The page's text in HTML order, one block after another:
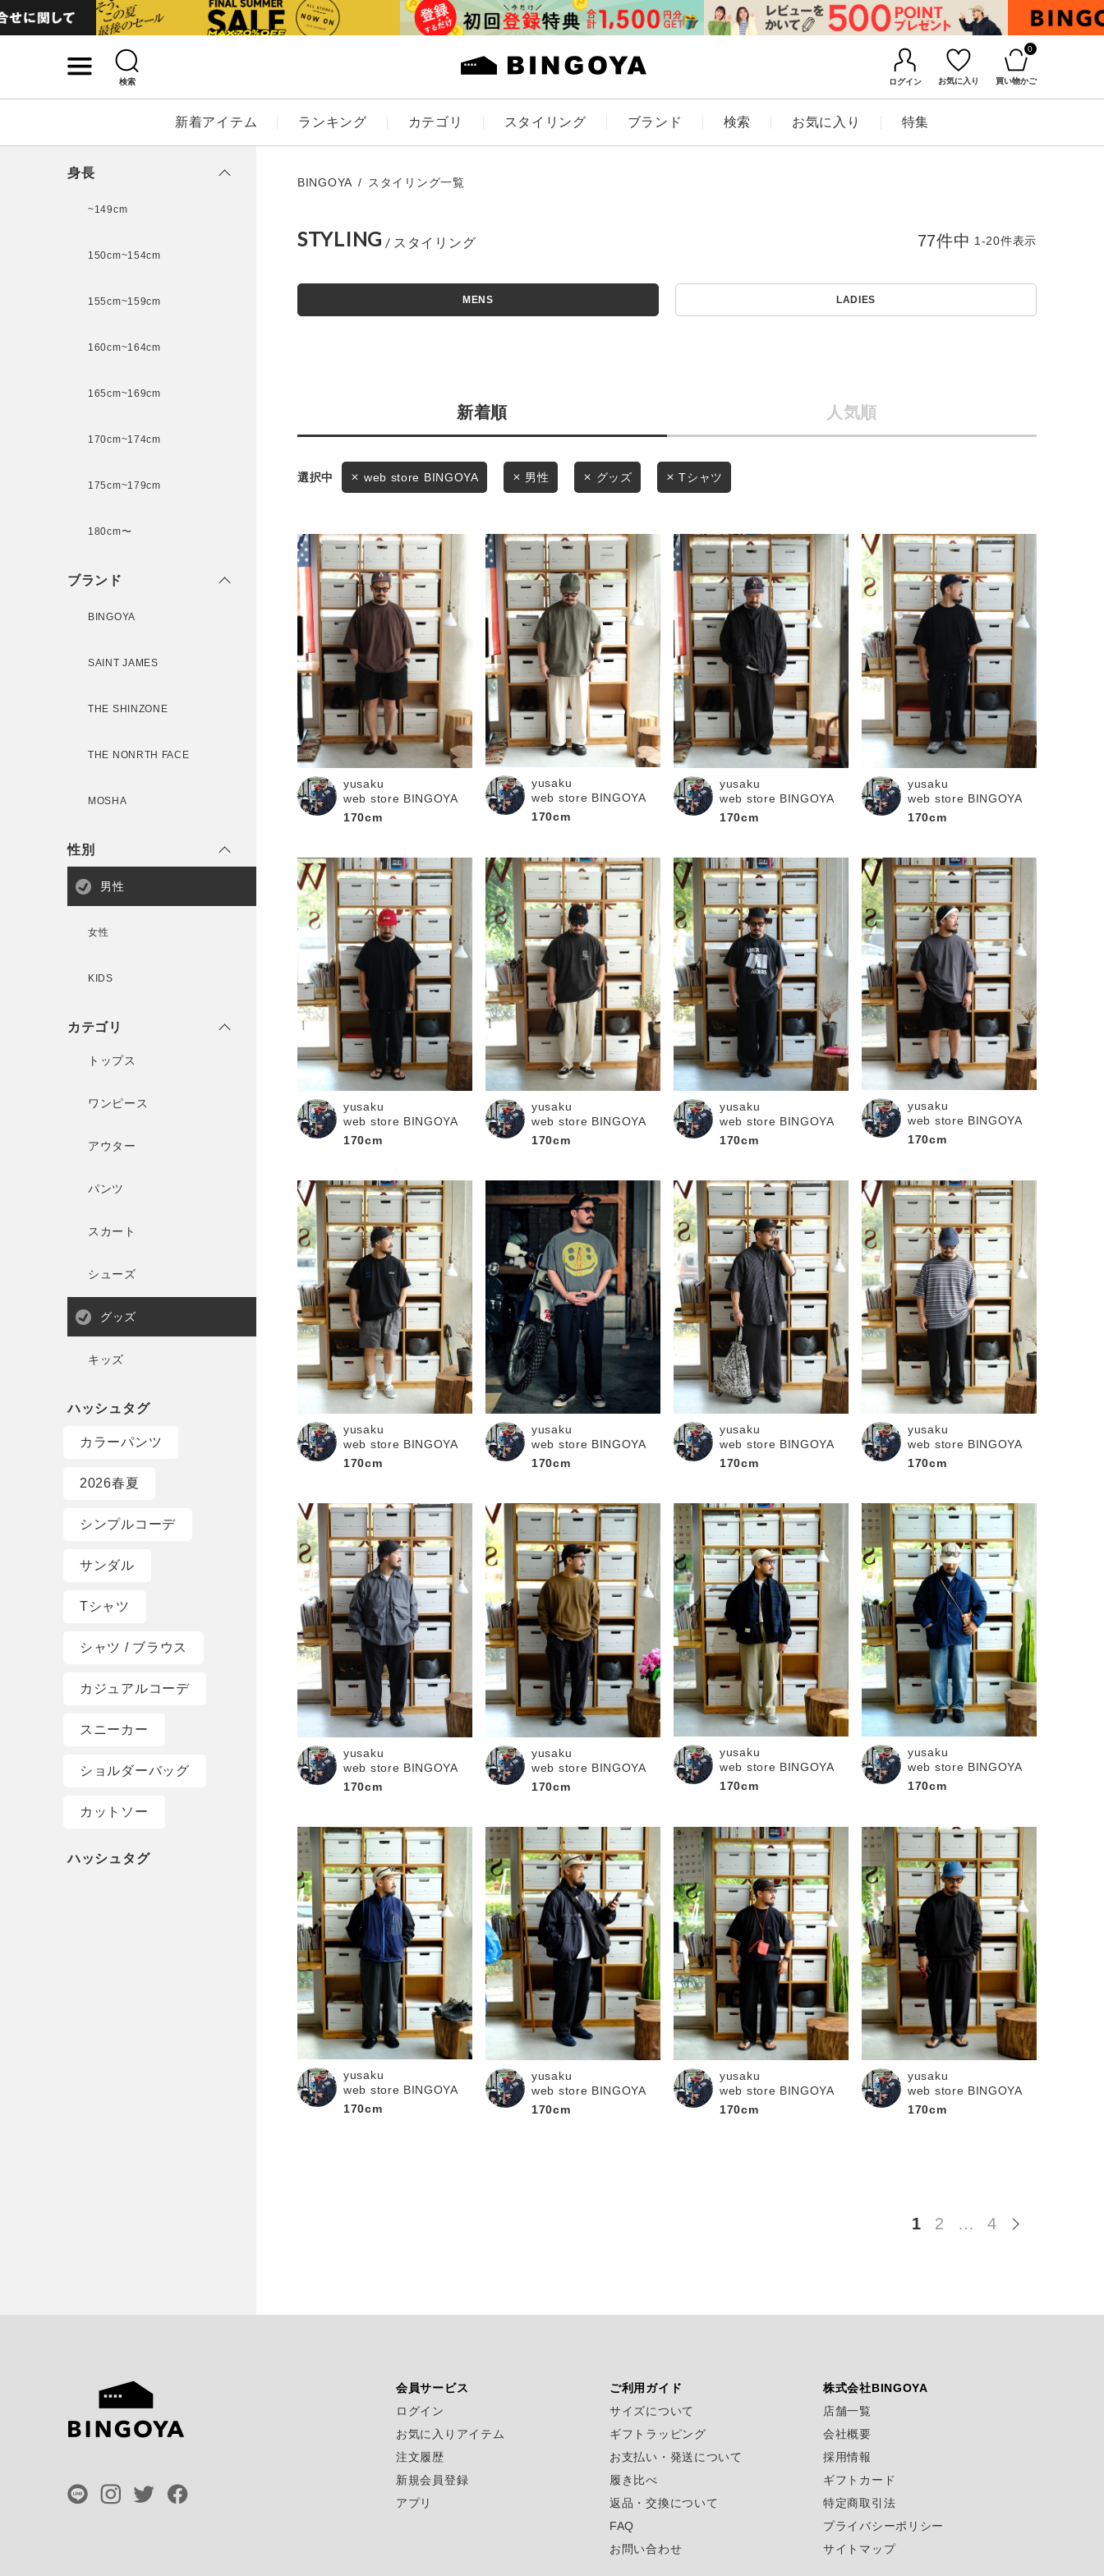
検索 ログイン お気に入り
0
買い物かご
新着アイテム ランキング カテゴリ スタイリング ブランド 検索 お気に入り 特集
条件絞り込み検索
カテゴリから探す
スタイリングから探す
ブランドから探す
履き比べ可能商品から探す
店舗一覧
会社概要
お知らせ・ご利用ガイド
お知らせ
ご利用ガイド
ギフトラッピング
お問い合わせ
BINGOYA
無料公式アプリダウンロード
キーワード
価格
セール価格
在庫
在庫あり 在庫なし含む
この条件で絞り込む
身長
~149cm
150cm~154cm
155cm~159cm
160cm~164cm
165cm~169cm
170cm~174cm
175cm~179cm
180cm〜
ブランド
BINGOYA
SAINT JAMES
THE SHINZONE
THE NONRTH FACE
MOSHA
性別
男性
女性
KIDS
カテゴリ
トップス
ワンピース
アウター
パンツ
スカート
シューズ
グッズ
キッズ
カラーパンツ
2026春夏
シンプルコーデ
サンダル
Tシャツ
シャツ / ブラウス
カジュアルコーデ
スニーカー
ショルダーバッグ
カットソー
BINGOYA スタイリング一覧
STYLING
MENS LADIES
新着順 人気順
77件中 1-20件表示
web store BINGOYA 男性 グッズ Tシャツ
yusaku
web store BINGOYA
170cm
yusaku
web store BINGOYA
170cm
yusaku
web store BINGOYA
170cm
yusaku
web store BINGOYA
170cm
yusaku
web store BINGOYA
170cm
yusaku
web store BINGOYA
170cm
yusaku
web store BINGOYA
170cm
yusaku
web store BINGOYA
170cm
yusaku
web store BINGOYA
170cm
yusaku
web store BINGOYA
170cm
yusaku
web store BINGOYA
170cm
yusaku
web store BINGOYA
170cm
yusaku
web store BINGOYA
170cm
yusaku
web store BINGOYA
170cm
yusaku
web store BINGOYA
170cm
yusaku
web store BINGOYA
170cm
yusaku
web store BINGOYA
170cm
yusaku
web store BINGOYA
170cm
yusaku
web store BINGOYA
170cm
yusaku
web store BINGOYA
170cm
1 2 … 4
会員サービス
ログイン
お気に入りアイテム
注文履歴
新規会員登録
アプリ
ご利用ガイド
サイズについて
ギフトラッピング
お支払い・発送について
履き比べ
返品・交換について
FAQ
お問い合わせ
株式会社BINGOYA
店舗一覧
会社概要
採用情報
ギフトカード
特定商取引法
プライバシーポリシー
サイトマップ